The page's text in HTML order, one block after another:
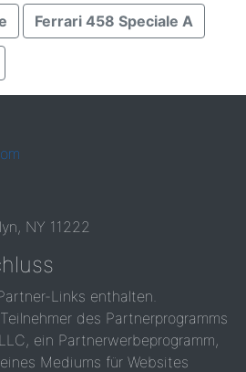
Ferrari 458 Speciale A
NY 11222
Links enthalten.
des Partnerprogramms
ein Partnerwerbeprogramm,
Mediums für Websites